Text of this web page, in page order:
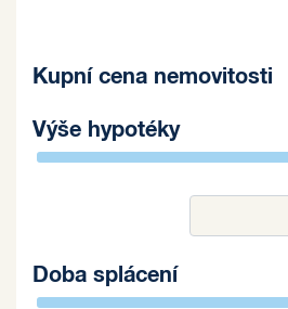
Kupní cena nemovitosti
Výše hypotéky
Doba splácení